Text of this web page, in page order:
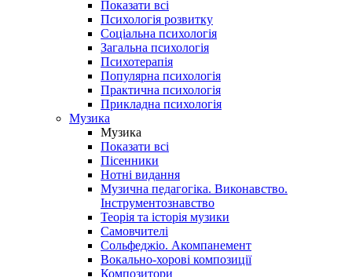
Показати всі
Психологія розвитку
Соціальна психологія
Загальна психологія
Психотерапія
Популярна психологія
Практична психологія
Прикладна психологія
Музика
Музика
Показати всі
Пісенники
Нотні видання
Музична педагогіка. Виконавство.
Інструментознавство
Теорія та історія музики
Самовчителі
Сольфеджіо. Акомпанемент
Вокально-хорові композиції
Композитори